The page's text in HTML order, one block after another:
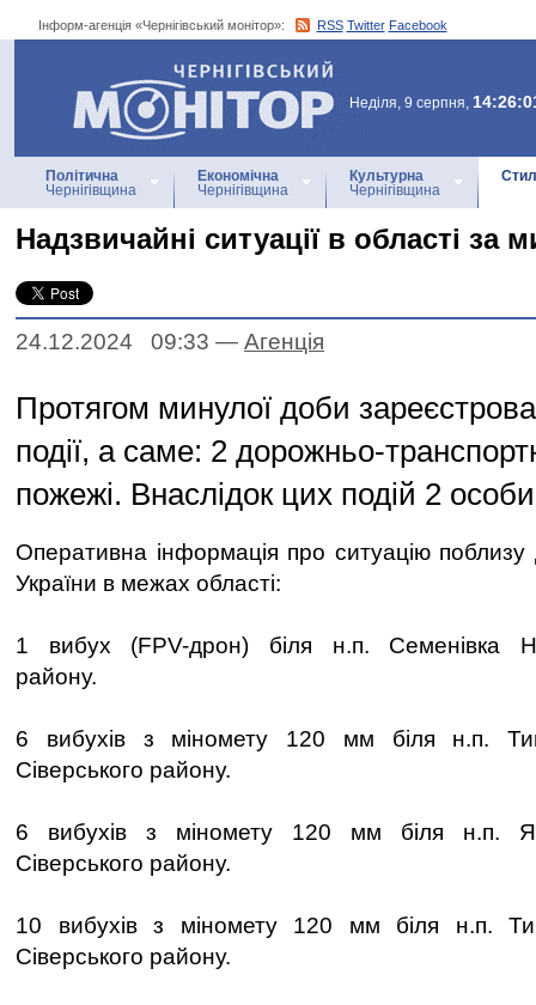
Інформ-агенція «Чернігівський монітор»: RSS Twitter Facebook
Інформ-агенція
«Чернігівський монітор»
Неділя, 9 серпня,
Політична
Чернігівщина
Економічна
Чернігівщина
Культурна
Чернігівщина
Надзвичайні ситуації в області за
24.12.2024 09:33 — Агенцiя
Протягом минулої доби
події, а саме: 2 дорожньо-
пожежі. Внаслідок цих подій 2
Оперативна інформація про ситуацію
України в межах області:
1 вибух (FPV-дрон) біля н.п. Семенівка
району.
6 вибухів з міномету 120 мм біля н.п.
Сіверського району.
6 вибухів з міномету 120 мм біля н.п.
Сіверського району.
10 вибухів з міномету 120 мм біля н.п.
Сіверського району.